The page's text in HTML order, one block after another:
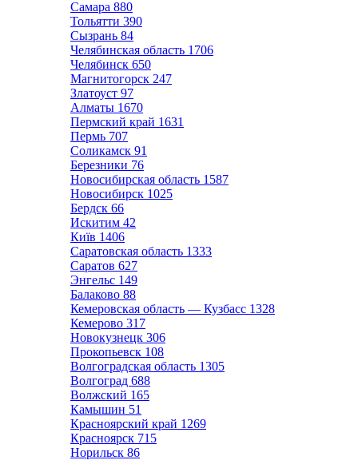
Самара 880
Тольятти 390
Сызрань 84
Челябинская область 1706
Челябинск 650
Магнитогорск 247
Златоуст 97
Алматы 1670
Пермский край 1631
Пермь 707
Соликамск 91
Березники 76
Новосибирская область 1587
Новосибирск 1025
Бердск 66
Искитим 42
Київ 1406
Саратовская область 1333
Саратов 627
Энгельс 149
Балаково 88
Кемеровская область — Кузбасс 1328
Кемерово 317
Новокузнецк 306
Прокопьевск 108
Волгоградская область 1305
Волгоград 688
Волжский 165
Камышин 51
Красноярский край 1269
Красноярск 715
Норильск 86